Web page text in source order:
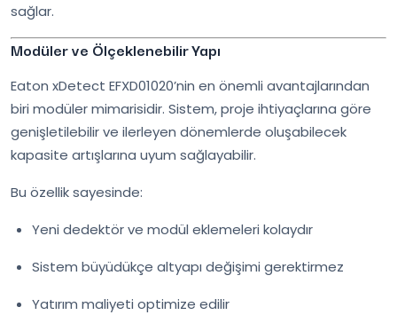
sağlar.
Modüler ve Ölçeklenebilir Yapı
Eaton xDetect EFXD01020’nin en önemli avantajlarından
biri modüler mimarisidir. Sistem, proje ihtiyaçlarına göre
genişletilebilir ve ilerleyen dönemlerde oluşabilecek
kapasite artışlarına uyum sağlayabilir.
Bu özellik sayesinde:
Yeni dedektör ve modül eklemeleri kolaydır
Sistem büyüdükçe altyapı değişimi gerektirmez
Yatırım maliyeti optimize edilir